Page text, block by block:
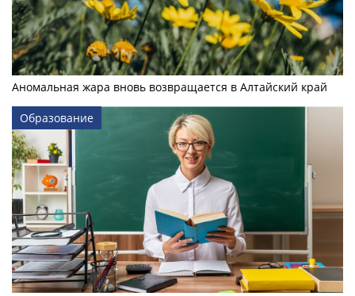
Аномальная жара вновь возвращается в Алтайский край
Образование